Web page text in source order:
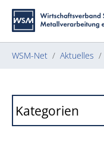
Zum Hauptinhalt
Skip to page footer
Sie sind hier:
WSM-Net Aktuelles